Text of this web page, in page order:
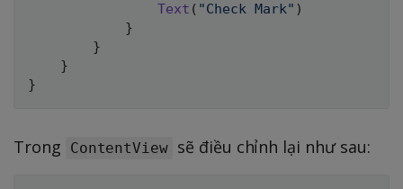
Text ( "Check Mark" )
}
}
}
}
Trong ContentView sẽ điều chỉnh lại như sau: